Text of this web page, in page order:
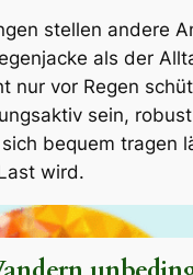
stellen andere
als der
nur vor Regen
sein,
bequem tragen
wird.